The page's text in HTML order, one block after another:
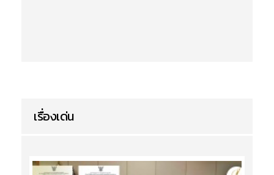
เรื่องเด่น